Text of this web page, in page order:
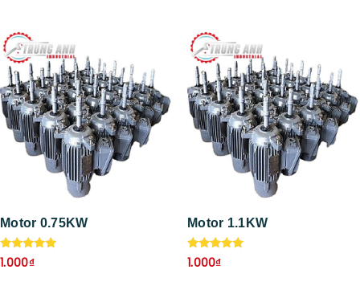
Motor 0.75KW
Được xếp
hạng
1.000₫
Motor 1.1KW
Được xếp
hạng
1.000₫